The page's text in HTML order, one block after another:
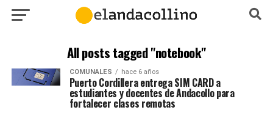
All posts tagged "notebook"
COMUNALES hace 6 años
Puerto Cordillera entrega SIM CARD a
estudiantes y docentes de Andacollo para
fortalecer clases remotas